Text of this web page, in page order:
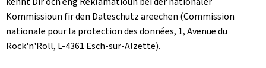
Kommissioun fir den Dateschutz areechen (Commission
nationale pour la protection des données, 1, Avenue du
Rock'n'Roll, L-4361 Esch-sur-Alzette).